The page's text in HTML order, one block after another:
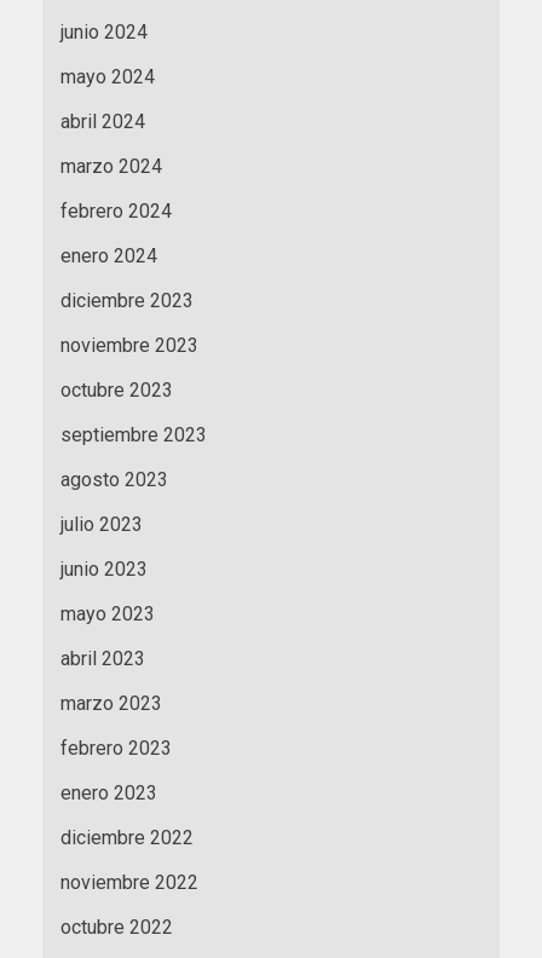
junio 2024
mayo 2024
abril 2024
marzo 2024
febrero 2024
enero 2024
diciembre 2023
noviembre 2023
octubre 2023
septiembre 2023
agosto 2023
julio 2023
junio 2023
mayo 2023
abril 2023
marzo 2023
febrero 2023
enero 2023
diciembre 2022
noviembre 2022
octubre 2022